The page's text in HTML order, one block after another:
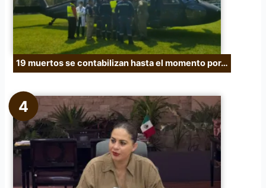
19 muertos se contabilizan hasta el momento por…